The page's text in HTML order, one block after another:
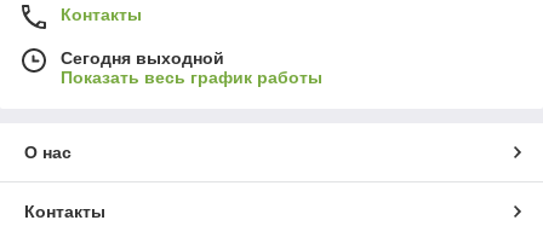
Контакты
Сегодня выходной
Показать весь график работы
О нас
Контакты